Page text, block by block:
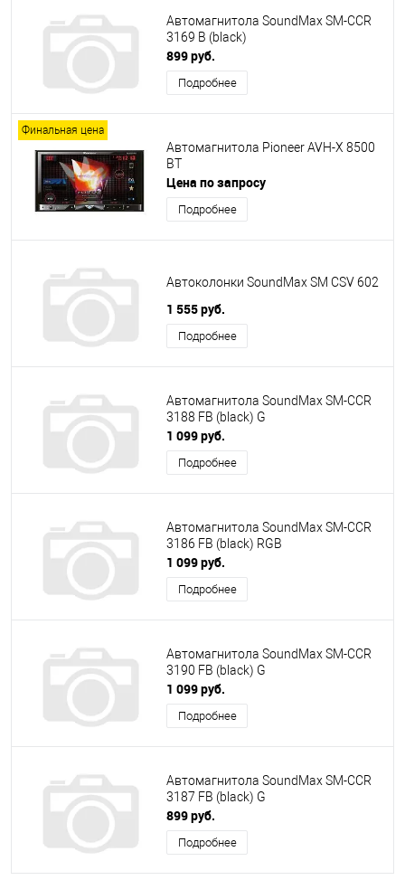
Автомагнитола SoundMax SM-CCR
3169 B (black)
899 руб.
Подробнее
Финальная цена
Автомагнитола Pioneer AVH-X 8500
BT
Цена по запросу
Подробнее
Автоколонки SoundMax SM CSV 602
1 555 руб.
Подробнее
Автомагнитола SoundMax SM-CCR
3188 FB (black) G
1 099 руб.
Подробнее
Автомагнитола SoundMax SM-CCR
3186 FB (black) RGB
1 099 руб.
Подробнее
Автомагнитола SoundMax SM-CCR
3190 FB (black) G
1 099 руб.
Подробнее
Автомагнитола SoundMax SM-CCR
3187 FB (black) G
899 руб.
Подробнее